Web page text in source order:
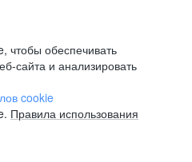
обеспечивать
сайта и анализировать
cookie
Правила использования